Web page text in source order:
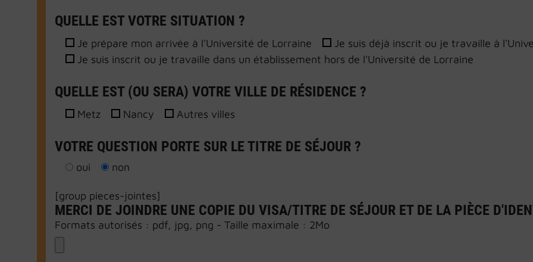
QUELLE EST VOTRE SITUATION ?
Je prépare mon arrivée à l'Université de Lorraine
Je suis déjà inscrit ou je travaille à
Je suis inscrit ou je travaille dans un établissement hors de l'Université de Lorraine
QUELLE EST (OU SERA) VOTRE VILLE DE RÉSIDENCE ?
Metz Nancy Autres villes
VOTRE QUESTION PORTE SUR LE TITRE DE SÉJOUR ?
oui non
[group pieces-jointes]
MERCI DE JOINDRE UNE COPIE DU VISA/TITRE DE SÉJOUR ET DE LA PIÈCE
Formats autorisés : pdf, jpg, png - Taille maximale : 2Mo